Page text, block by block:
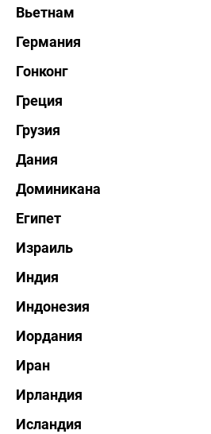
Вьетнам
Германия
Гонконг
Греция
Грузия
Дания
Доминикана
Египет
Израиль
Индия
Индонезия
Иордания
Иран
Ирландия
Исландия